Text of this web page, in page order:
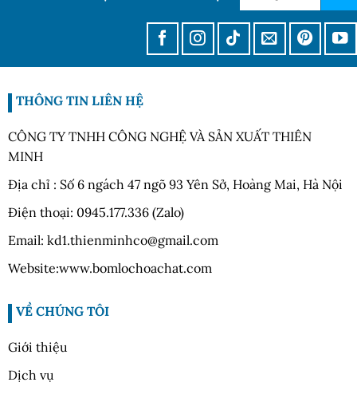
THÔNG TIN LIÊN HỆ
CÔNG TY TNHH CÔNG NGHỆ VÀ SẢN XUẤT THIÊN
MINH
Địa chỉ : Số 6 ngách 47 ngõ 93 Yên Sở, Hoàng Mai, Hà Nội
Điện thoại: 0945.177.336 (Zalo)
Email: kd1.thienminhco@gmail.com
Website:www.bomlochoachat.com
VỀ CHÚNG TÔI
Giới thiệu
Dịch vụ